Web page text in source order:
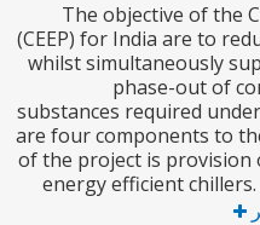
The objective
(CEEP) for India
whilst
phase-
substances
are four
of the project is
energy efficient